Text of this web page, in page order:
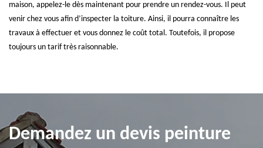
maison, appelez-le dès maintenant pour prendre un rendez-vous. Il peut
venir chez vous afin d’inspecter la toiture. Ainsi, il pourra connaître les
travaux à effectuer et vous donnez le coût total. Toutefois, il propose
toujours un tarif très raisonnable.
Demandez un devis peinture